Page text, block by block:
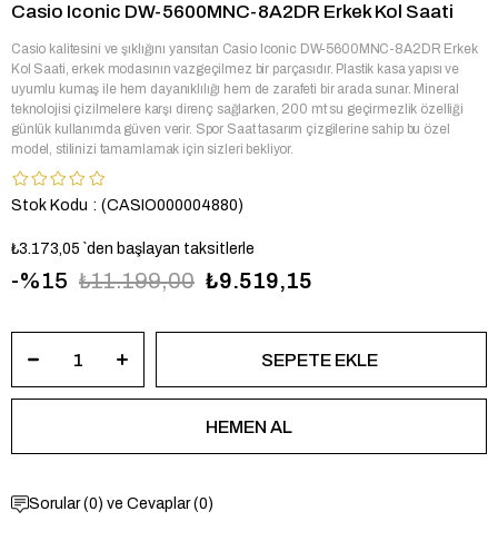
Casio Iconic DW-5600MNC-8A2DR Erkek Kol Saati
Casio kalitesini ve şıklığını yansıtan Casio Iconic DW-5600MNC-8A2DR Erkek
Kol Saati, erkek modasının vazgeçilmez bir parçasıdır. Plastik kasa yapısı ve
uyumlu kumaş ile hem dayanıklılığı hem de zarafeti bir arada sunar. Mineral
teknolojisi çizilmelere karşı direnç sağlarken, 200 mt su geçirmezlik özelliği
günlük kullanımda güven verir. Spor Saat tasarım çizgilerine sahip bu özel
model, stilinizi tamamlamak için sizleri bekliyor.
Stok Kodu (CASIO000004880)
₺3.173,05 `den başlayan taksitlerle
15 ₺11.199,00 ₺9.519,15
Sorular (0) ve Cevaplar (0)